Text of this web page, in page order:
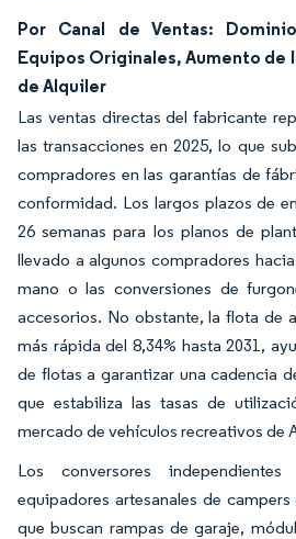
Por Canal de Ventas:
Equipos Originales, Aumento de
de Alquiler
Las ventas directas del fabricante
las transacciones en 2025, lo que
compradores en las garantías de
conformidad. Los largos plazos de
26 semanas para los planos de
llevado a algunos compradores
mano o las conversiones de
accesorios. No obstante, la flota de
más rápida del 8,34% hasta 2031,
de flotas a garantizar una cadencia
que estabiliza las tasas de
mercado de vehículos recreativos de
Los conversores
equipadores artesanales de
que buscan rampas de garaje,